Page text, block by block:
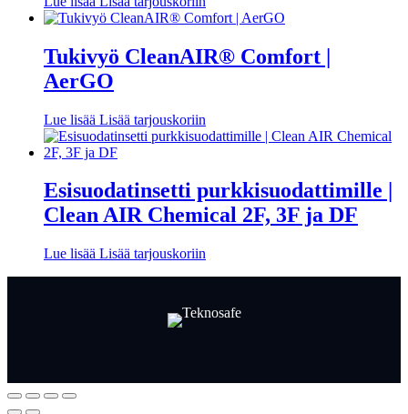
Tukivyö CleanAIR® Comfort |
AerGO
Lue lisää Lisää tarjouskoriin
Esisuodatinsetti purkkisuodattimille |
Clean AIR Chemical 2F, 3F ja DF
Lue lisää Lisää tarjouskoriin